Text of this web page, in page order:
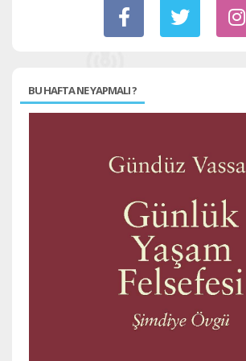
BU HAFTA NE YAPMALI ?